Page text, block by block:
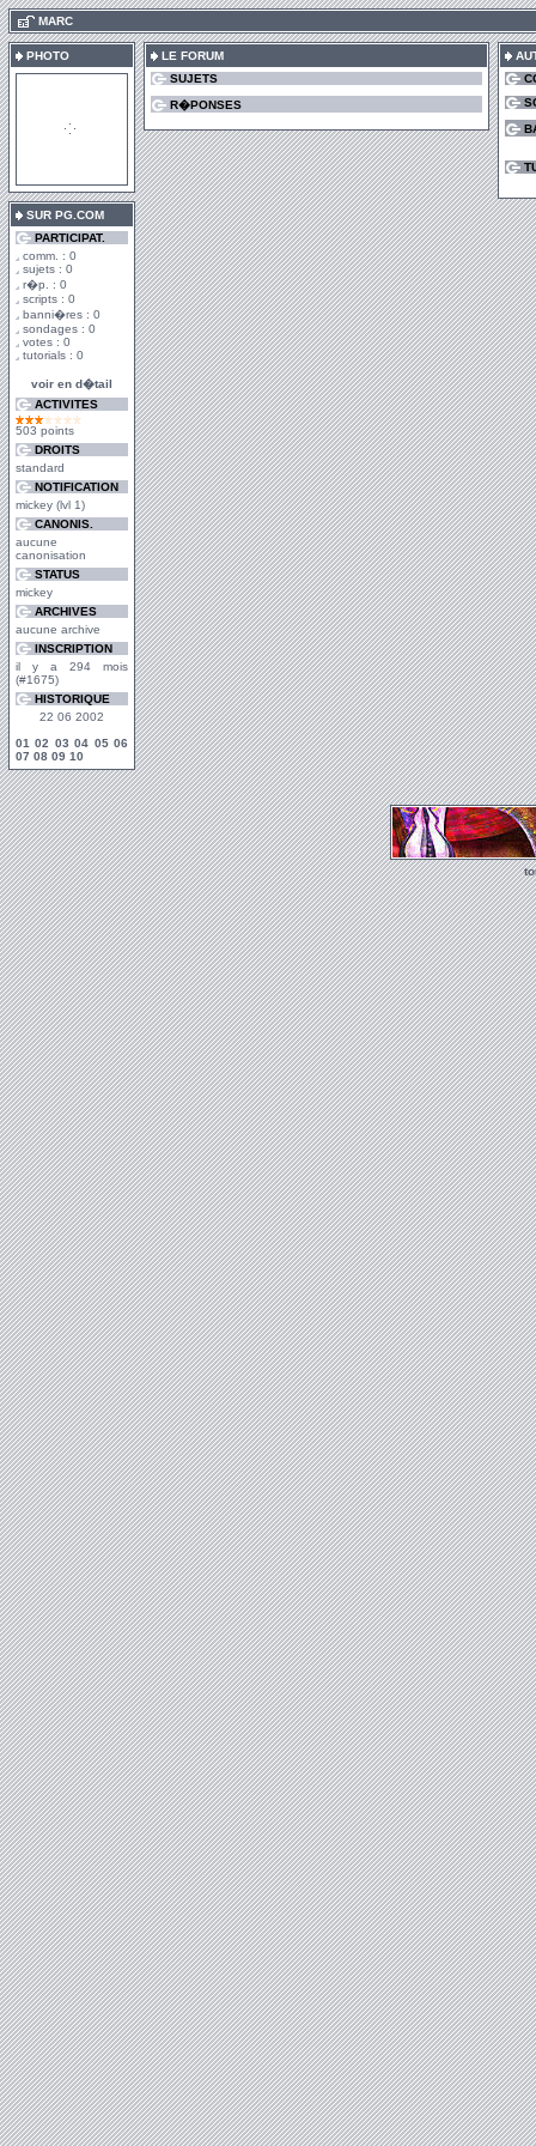
MARC
PHOTO
SUR PG.COM
PARTICIPAT.
comm. : 0
sujets : 0
r�p. : 0
scripts : 0
banni�res : 0
sondages : 0
votes : 0
tutorials : 0
voir en d�tail
ACTIVITES
503 points
DROITS
standard
NOTIFICATION
mickey (lvl 1)
CANONIS.
aucune
canonisation
STATUS
mickey
ARCHIVES
aucune archive
INSCRIPTION
il y a 294 mois
(#1675)
HISTORIQUE
22 06 2002
01 02 03 04 05 06
07 08 09 10
LE FORUM
SUJETS
R�PONSES